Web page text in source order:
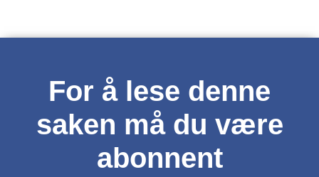
For å lese denne
saken må du være
abonnent